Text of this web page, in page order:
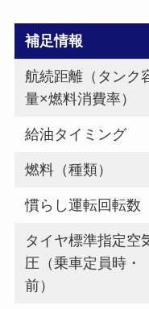
補足情報
航続距離（タンク
量×燃料消費率）
給油タイミング
燃料（種類）
慣らし運転回転数
タイヤ標準指定空
圧（乗車定員時・
前）